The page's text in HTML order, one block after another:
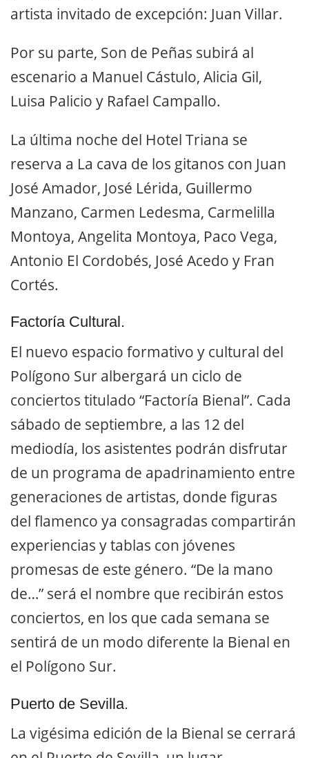
artista invitado de excepción: Juan Villar.
Por su parte, Son de Peñas subirá al
escenario a Manuel Cástulo, Alicia Gil,
Luisa Palicio y Rafael Campallo.
La última noche del Hotel Triana se
reserva a La cava de los gitanos con Juan
José Amador, José Lérida, Guillermo
Manzano, Carmen Ledesma, Carmelilla
Montoya, Angelita Montoya, Paco Vega,
Antonio El Cordobés, José Acedo y Fran
Cortés.
Factoría Cultural.
El nuevo espacio formativo y cultural del
Polígono Sur albergará un ciclo de
conciertos titulado “Factoría Bienal”. Cada
sábado de septiembre, a las 12 del
mediodía, los asistentes podrán disfrutar
de un programa de apadrinamiento entre
generaciones de artistas, donde figuras
del flamenco ya consagradas compartirán
experiencias y tablas con jóvenes
promesas de este género. “De la mano
de…” será el nombre que recibirán estos
conciertos, en los que cada semana se
sentirá de un modo diferente la Bienal en
el Polígono Sur.
Puerto de Sevilla.
La vigésima edición de la Bienal se cerrará